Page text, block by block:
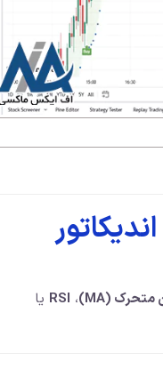
متحرک (MA) ، RSI یا